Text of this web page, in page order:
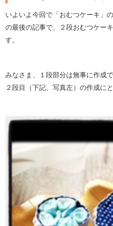
いよいよ今回で「おむつケーキ」
の最後の記事で、２段おむつケー
す。
みなさま、１段部分は無事に作成
２段目（下記、写真左）の作成に